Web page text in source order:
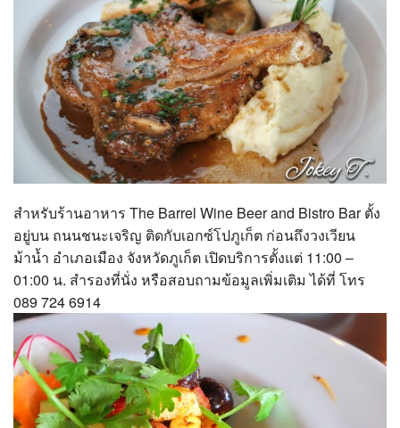
สำหรับร้านอาหาร The Barrel Wine Beer and Bistro Bar ตั้ง
อยู่บน ถนนชนะเจริญ ติดกับเอกซ์โปภูเก็ต ก่อนถึงวงเวียน
ม้าน้ำ อำเภอเมือง จังหวัดภูเก็ต เปิดบริการตั้งแต่ 11:00 –
01:00 น. สำรองที่นั่ง หรือสอบถามข้อมูลเพิ่มเติม ได้ที่ โทร
089 724 6914